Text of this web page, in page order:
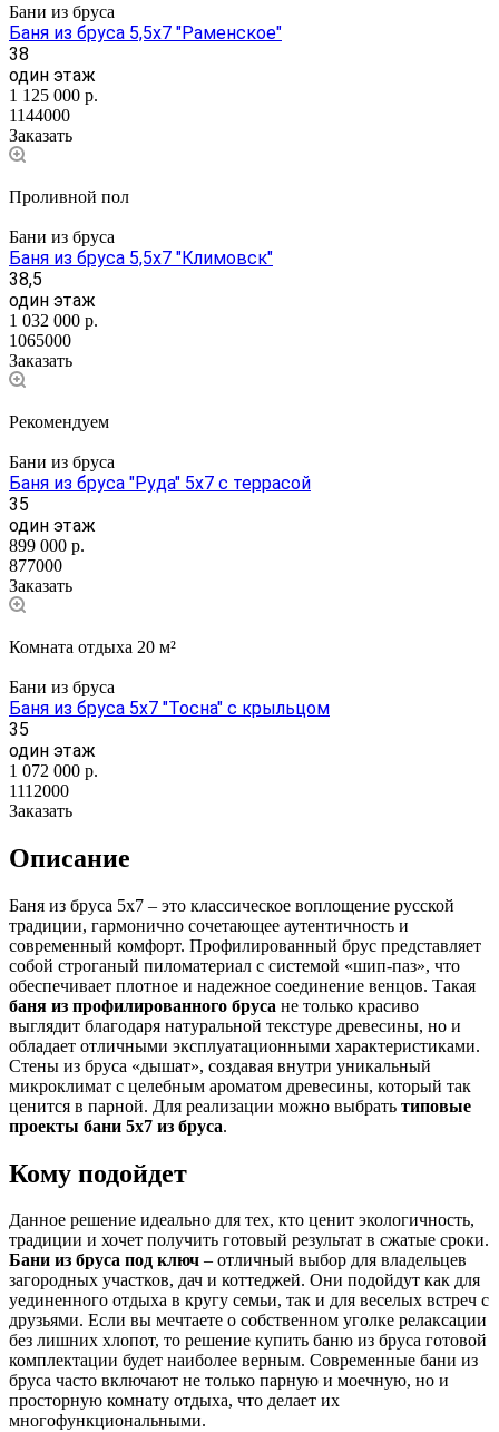
Бани из бруса
Баня из бруса 5,5х7 "Раменское"
38
один этаж
1 125 000 р.
1144000
Заказать
Проливной пол
Бани из бруса
Баня из бруса 5,5х7 "Климовск"
38,5
один этаж
1 032 000 р.
1065000
Заказать
Рекомендуем
Бани из бруса
Баня из бруса "Руда" 5х7 с террасой
35
один этаж
899 000 р.
877000
Заказать
Комната отдыха 20 м²
Бани из бруса
Баня из бруса 5х7 "Тосна" с крыльцом
35
один этаж
1 072 000 р.
1112000
Заказать
Описание
Баня из бруса 5x7 – это классическое воплощение русской
традиции, гармонично сочетающее аутентичность и
современный комфорт. Профилированный брус представляет
собой строганый пиломатериал с системой «шип-паз», что
обеспечивает плотное и надежное соединение венцов. Такая
баня из профилированного бруса не только красиво
выглядит благодаря натуральной текстуре древесины, но и
обладает отличными эксплуатационными характеристиками.
Стены из бруса «дышат», создавая внутри уникальный
микроклимат с целебным ароматом древесины, который так
ценится в парной. Для реализации можно выбрать типовые
проекты бани 5x7 из бруса.
Кому подойдет
Данное решение идеально для тех, кто ценит экологичность,
традиции и хочет получить готовый результат в сжатые сроки.
Бани из бруса под ключ – отличный выбор для владельцев
загородных участков, дач и коттеджей. Они подойдут как для
уединенного отдыха в кругу семьи, так и для веселых встреч с
друзьями. Если вы мечтаете о собственном уголке релаксации
без лишних хлопот, то решение купить баню из бруса готовой
комплектации будет наиболее верным. Современные бани из
бруса часто включают не только парную и моечную, но и
просторную комнату отдыха, что делает их
многофункциональными.